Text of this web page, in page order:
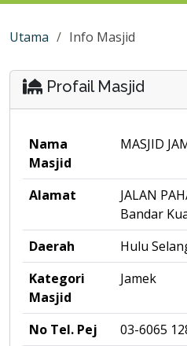
Utama Info Masjid
Profail Masjid
Nama
Masjid
MASJID
Alamat
JALAN
Bandar
Daerah
Hulu
Kategori
Masjid
Jamek
No Tel. Pej
03-6065